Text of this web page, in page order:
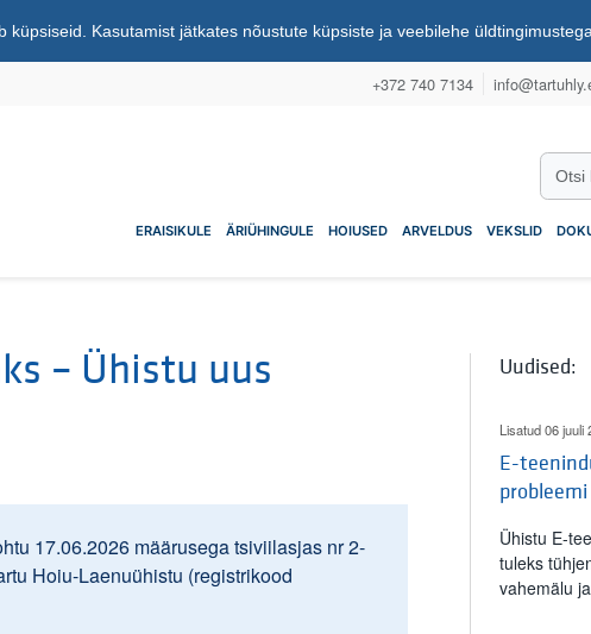
küpsiseid. Kasutamist jätkates nõustute küpsiste ja veebilehe
+372 740 7134
ERAISIKULE ÄRIÜHINGULE HOIUSED ARVELDUS VEKSLID
– Ühistu uus
17.06.2026 määrusega tsiviilasjas nr 2-
Hoiu-Laenuühistu (registrikood
Uudised:
Lisatud 06 juuli
E-
Ühistu E-
tuleks
vahemälu